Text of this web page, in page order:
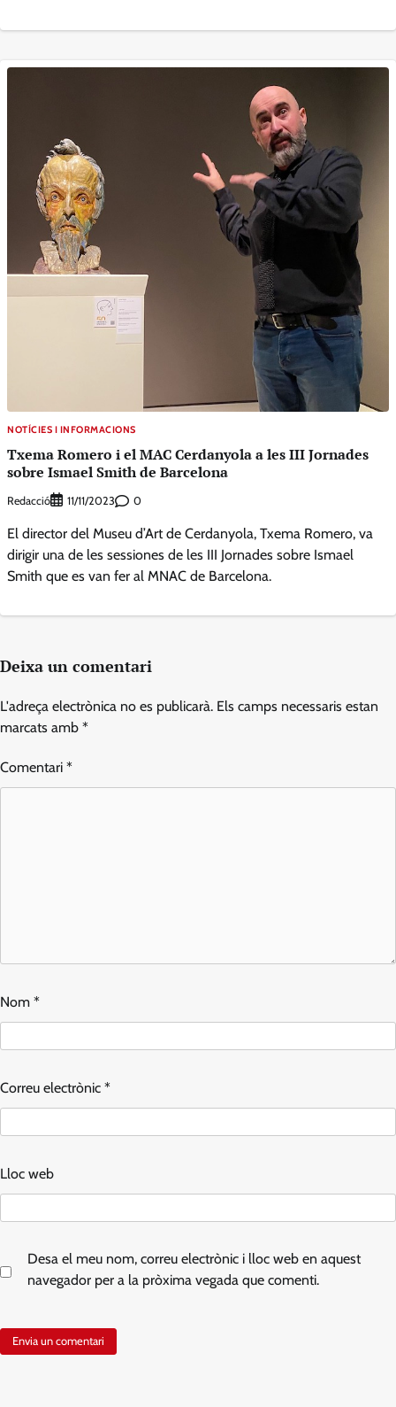
NOTÍCIES I INFORMACIONS
Txema Romero i el MAC Cerdanyola a les III Jornades
sobre Ismael Smith de Barcelona
Redacció 11/11/2023 0
El director del Museu d’Art de Cerdanyola, Txema Romero, va
dirigir una de les sessiones de les III Jornades sobre Ismael
Smith que es van fer al MNAC de Barcelona.
Deixa un comentari
L'adreça electrònica no es publicarà. Els camps necessaris estan
marcats amb *
Comentari *
Nom *
Correu electrònic *
Lloc web
Desa el meu nom, correu electrònic i lloc web en aquest
navegador per a la pròxima vegada que comenti.